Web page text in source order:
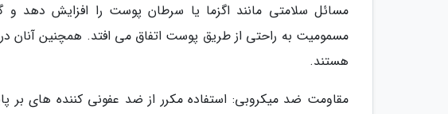
مسائل سلامتی مانند اگزما یا سرطان پوست را افزایش دهد
مسمومیت به راحتی از طریق پوست اتفاق می افتد. همچنین
هستند.
مقاومت ضد میکروبی: استفاده مکرر از ضد عفونی کننده های بر